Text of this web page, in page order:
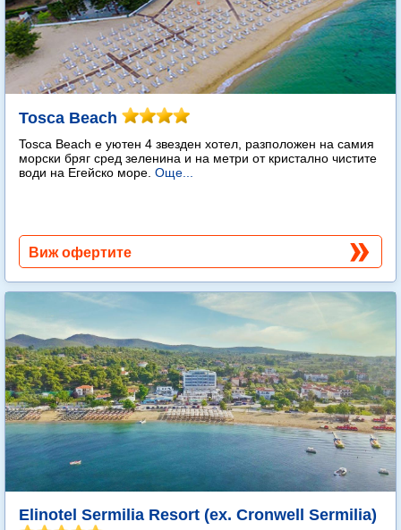
Tosca Beach
Tosca Beach е уютен 4 звезден хотел, разположен на самия
морски бряг сред зеленина и на метри от кристално чистите
води на Егейско море. Още...
Виж офертите
Elinotel Sermilia Resort (ex. Cronwell Sermilia)